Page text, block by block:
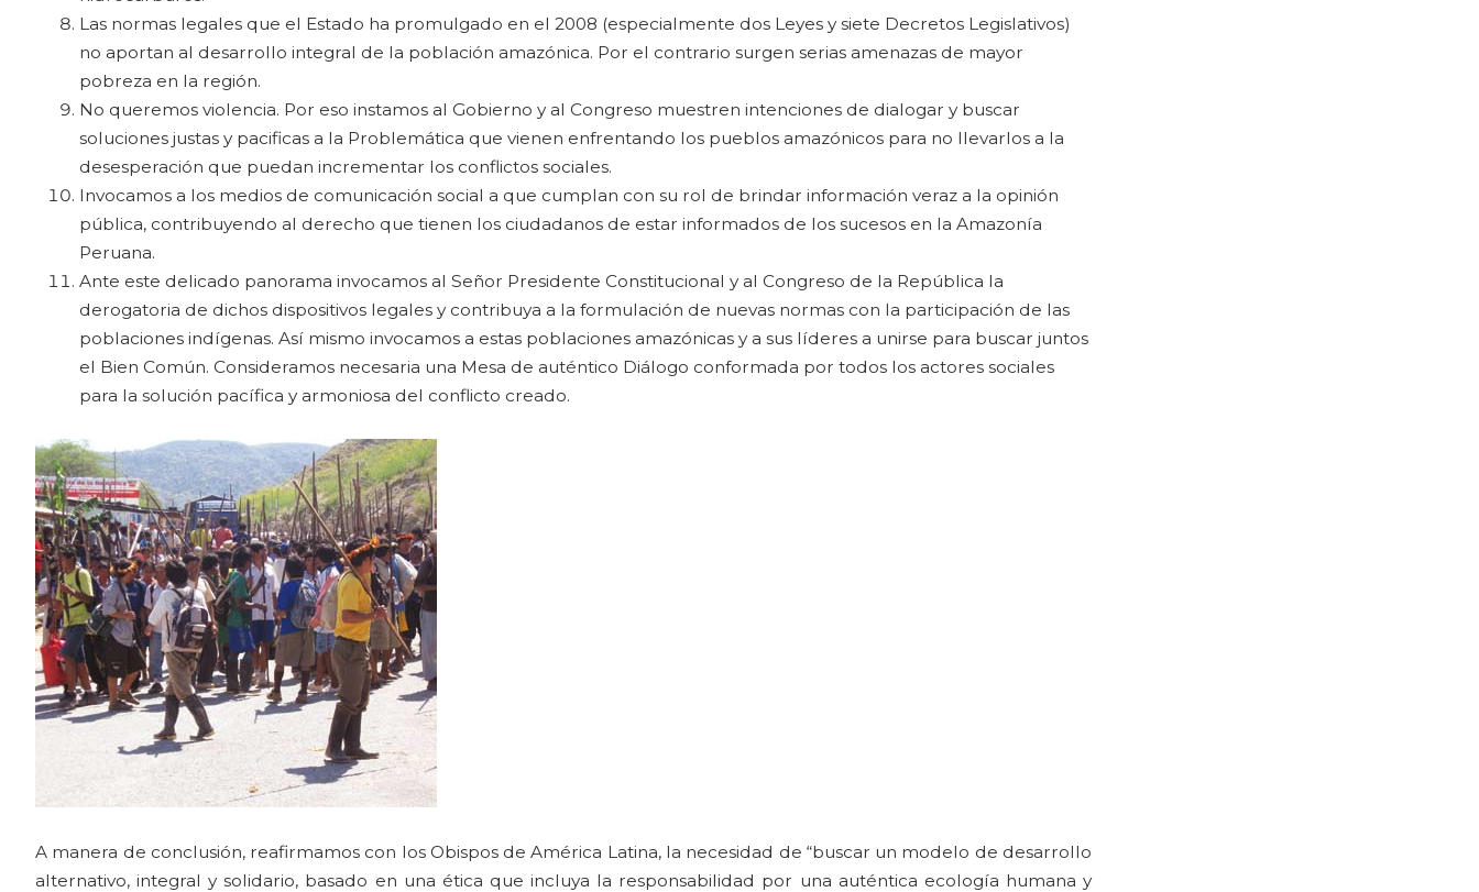
Las normas legales que el Estado ha promulgado en el 2008 (especialmente dos Leyes y siete Decretos Legislativos)
no aportan al desarrollo integral de la población amazónica. Por el contrario surgen serias amenazas de mayor
pobreza en la región.
No queremos violencia. Por eso instamos al Gobierno y al Congreso muestren intenciones de dialogar y buscar
soluciones justas y pacificas a la Problemática que vienen enfrentando los pueblos amazónicos para no llevarlos a la
desesperación que puedan incrementar los conflictos sociales.
Invocamos a los medios de comunicación social a que cumplan con su rol de brindar información veraz a la opinión
pública, contribuyendo al derecho que tienen los ciudadanos de estar informados de los sucesos en la Amazonía
Peruana.
Ante este delicado panorama invocamos al Señor Presidente Constitucional y al Congreso de la República la
derogatoria de dichos dispositivos legales y contribuya a la formulación de nuevas normas con la participación de las
poblaciones indígenas. Así mismo invocamos a estas poblaciones amazónicas y a sus líderes a unirse para buscar juntos
el Bien Común. Consideramos necesaria una Mesa de auténtico Diálogo conformada por todos los actores sociales
para la solución pacífica y armoniosa del conflicto creado.
A manera de conclusión, reafirmamos con los Obispos de América Latina, la necesidad de “buscar un modelo de desarrollo
alternativo, integral y solidario, basado en una ética que incluya la responsabilidad por una auténtica ecología humana y